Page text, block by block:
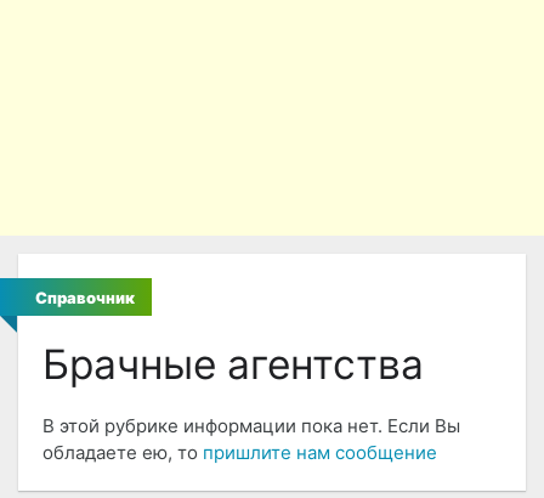
Справочник
Брачные агентства
В этой рубрике информации пока нет. Если Вы
обладаете ею, то пришлите нам сообщение